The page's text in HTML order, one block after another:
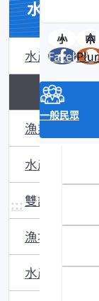
小 中
Facebook
一般民眾
:::
水產知識館
水產數位典
水產知識淺說
漁業問答
水產主題館
雙語辭彙
漁場動態
水產品食安